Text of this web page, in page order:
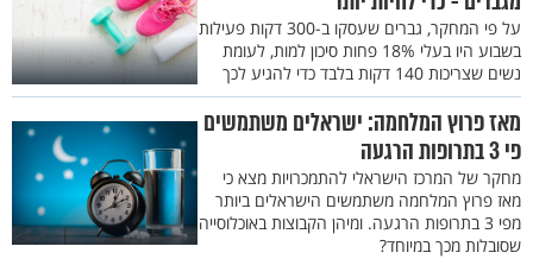
על פי המחקר, גברים שעסקו ב-300 דקות פעילות
בשבוע היו בעלי 18% פחות סיכון למות, לעומת
נשים שצריכות 140 דקות בלבד כדי להגיע לכך
מאז פרוץ המלחמה: ישראלים משתמשים
פי 3 בתרופות הרגעה
מחקר של המרכז הישראלי להתמכרויות מצא כי
מאז פרוץ המלחמה משתמשים הישראלים ביותר
מפי 3 בתרופות הרגעה. ומיהן הקבוצות באוכלוסייה
שסובלות מכך במיוחד?